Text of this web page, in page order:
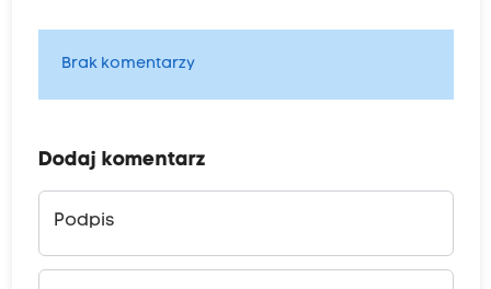
Brak komentarzy
Dodaj komentarz
Podpis